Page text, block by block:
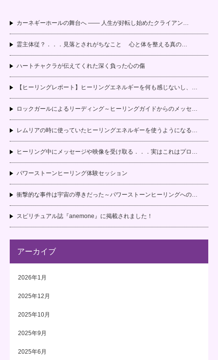
カーネギーホールの舞台へ —— 人生が好転し始めたクライアン…
霊主体従？．．．見落とされがちなこと 心と体を整える真の…
ハートチャクラが伝えてくれた深く負った心の傷
【ヒーリングレポート】ヒーリングエネルギーを何も感じないし、…
ロックガールによるリーディング～ヒーリングガイドからのメッセ…
レムリアの時に使っていたヒーリングエネルギーを使うようになる…
ヒーリング中にメッセージや映像を受け取る．．．実はこれはプロ…
パワーストーンヒーリング体験セッション
衝撃的な事件は宇宙の導きだった～パワーストーンヒーリングへの…
スピリチュアル誌『anemone』に掲載されました！
アーカイブ
2026年1月
2025年12月
2025年10月
2025年9月
2025年6月